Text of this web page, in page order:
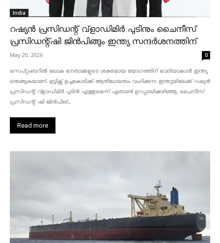
India
റഷ്യൻ പ്രസിഡന്റ് വ്‌ളാഡിമിർ പുടിനും ചൈനീസ്
പ്രസിഡന്റ്ഷി ജിൻപിങ്ങും ഇന്ത്യ സന്ദർശനത്തിന്
May 20, 2026 0
സെപ്റ്റംബറിൽ ലോക നേതാക്കളുടെ ശക്തമായ യോഗത്തിന് വേദിയാകാൻ ഇന്ത്യ
ഒരുങ്ങുകയാണ്. ബ്രിക്സ് ഉച്ചകോടിക്ക് ആതിഥേയത്വം വഹിക്കുന്ന ഇന്ത്യയിലേക്ക് റഷ്യൻ
പ്രസിഡന്റ് വ്‌ളാഡിമിർ പുടിൻ എത്തുമെന്ന് ഏതാണ്ട് ഉറപ്പായിക്കഴിഞ്ഞു. ചൈനീസ്
പ്രസിഡന്റ് ഷി ജിൻപിങ്...
Read more